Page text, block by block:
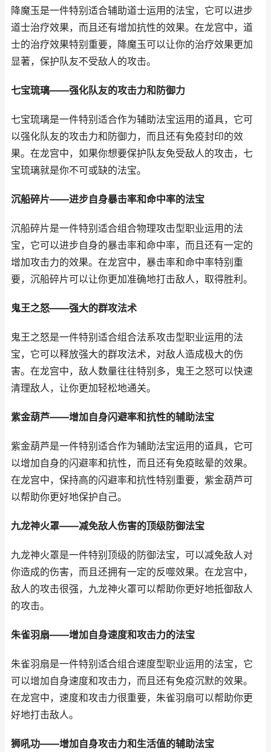
降魔玉是一件特别适合辅助道士运用的法宝，它可以进步
道士治疗效果，而且还有增加抗性的效果。在龙宫中，道
士的治疗效果特别重要，降魔玉可以让你的治疗效果更加
显著，保护队友不受敌人的攻击。
七宝琉璃——强化队友的攻击力和防御力
七宝琉璃是一件特别适合作为辅助法宝运用的道具，它可
以强化队友的攻击力和防御力，而且还有免疫封印的效
果。在龙宫中，如果你想要保护队友免受敌人的攻击，七
宝琉璃就是你不可或缺的法宝。
沉船碎片——进步自身暴击率和命中率的法宝
沉船碎片是一件特别适合组合物理攻击型职业运用的法
宝，它可以进步自身的暴击率和命中率，而且还有一定的
增加攻击力的效果。在龙宫中，暴击率和命中率特别重
要，沉船碎片可以让你更加准确地打击敌人，取得胜利。
鬼王之怒——强大的群攻法术
鬼王之怒是一件特别适合组合法系攻击型职业运用的法
宝，它可以释放强大的群攻法术，对敌人造成极大的伤
害。在龙宫中，敌人数量往往特别多，鬼王之怒可以快速
清理敌人，让你更加轻松地通关。
紫金葫芦——增加自身闪避率和抗性的辅助法宝
紫金葫芦是一件特别适合作为辅助法宝运用的道具，它可
以增加自身的闪避率和抗性，而且还有免疫眩晕的效果。
在龙宫中，保持高的闪避率和抗性特别重要，紫金葫芦可
以帮助你更好地保护自己。
九龙神火罩——减免敌人伤害的顶级防御法宝
九龙神火罩是一件特别顶级的防御法宝，可以减免敌人对
你造成的伤害，而且还拥有一定的反噬效果。在龙宫中，
敌人的攻击很强，九龙神火罩可以帮助你更好地抵御敌人
的攻击。
朱雀羽扇——增加自身速度和攻击力的法宝
朱雀羽扇是一件特别适合组合速度型职业运用的法宝，它
可以增加自身速度和攻击力，而且还有免疫沉默的效果。
在龙宫中，速度和攻击力很重要，朱雀羽扇可以帮助你更
好地打击敌人。
狮吼功——增加自身攻击力和生活值的辅助法宝